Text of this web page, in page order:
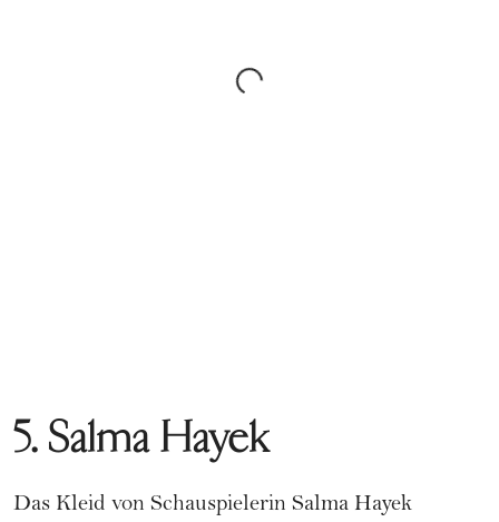
5. Salma Hayek
Das Kleid von Schauspielerin Salma Hayek